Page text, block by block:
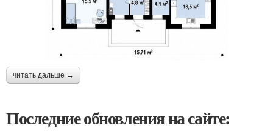
читать дальше →
Последние обновления на сайте: